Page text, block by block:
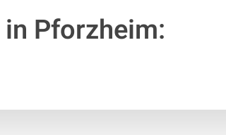
in Pforzheim: